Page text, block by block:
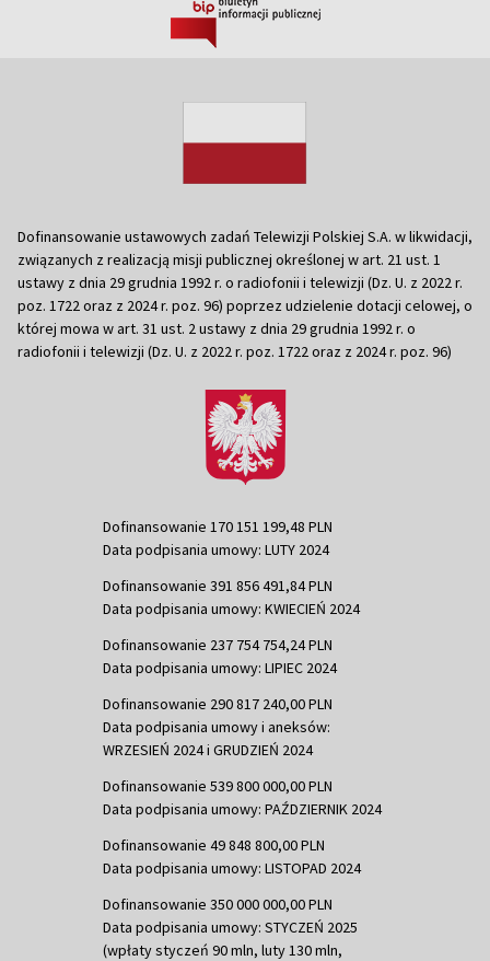
Dofinansowanie ustawowych zadań Telewizji Polskiej S.A. w likwidacji,
związanych z realizacją misji publicznej określonej w art. 21 ust. 1
ustawy z dnia 29 grudnia 1992 r. o radiofonii i telewizji (Dz. U. z 2022 r.
poz. 1722 oraz z 2024 r. poz. 96) poprzez udzielenie dotacji celowej, o
której mowa w art. 31 ust. 2 ustawy z dnia 29 grudnia 1992 r. o
radiofonii i telewizji (Dz. U. z 2022 r. poz. 1722 oraz z 2024 r. poz. 96)
Dofinansowanie 170 151 199,48 PLN
Data podpisania umowy: LUTY 2024
Dofinansowanie 391 856 491,84 PLN
Data podpisania umowy: KWIECIEŃ 2024
Dofinansowanie 237 754 754,24 PLN
Data podpisania umowy: LIPIEC 2024
Dofinansowanie 290 817 240,00 PLN
Data podpisania umowy i aneksów:
WRZESIEŃ 2024 i GRUDZIEŃ 2024
Dofinansowanie 539 800 000,00 PLN
Data podpisania umowy: PAŹDZIERNIK 2024
Dofinansowanie 49 848 800,00 PLN
Data podpisania umowy: LISTOPAD 2024
Dofinansowanie 350 000 000,00 PLN
Data podpisania umowy: STYCZEŃ 2025
(wpłaty styczeń 90 mln, luty 130 mln,